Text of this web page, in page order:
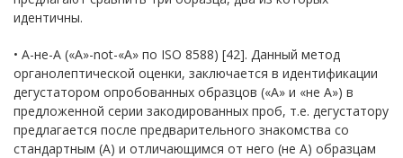
идентичны.
• А-не-А («A»-not-«A» по ISO 8588) [42]. Данный метод
органолептической оценки, заключается в идентификации
дегустатором опробованных образцов («А» и «не А») в
предложенной серии закодированных проб, т.е. дегустатору
предлагается после предварительного знакомства со
стандартным (А) и отличающимся от него (не А) образцам